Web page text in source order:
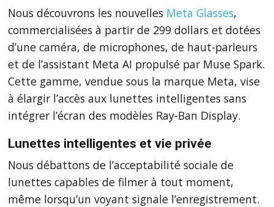
Nous découvrons les nouvelles Meta Glasses,
commercialisées à partir de 299 dollars et dotées
d’une caméra, de microphones, de haut-parleurs
et de l’assistant Meta AI propulsé par Muse Spark.
Cette gamme, vendue sous la marque Meta, vise
à élargir l’accès aux lunettes intelligentes sans
intégrer l’écran des modèles Ray-Ban Display.
Lunettes intelligentes et vie privée
Nous débattons de l’acceptabilité sociale de
lunettes capables de filmer à tout moment,
même lorsqu’un voyant signale l’enregistrement.